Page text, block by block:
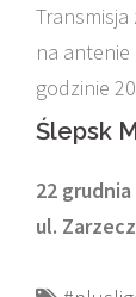
na
godzinie
Ślepsk
22
ul.